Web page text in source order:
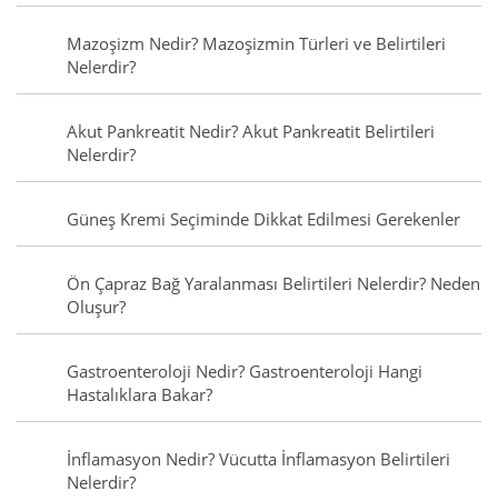
Mazoşizm Nedir? Mazoşizmin Türleri ve Belirtileri
Nelerdir?
Akut Pankreatit Nedir? Akut Pankreatit Belirtileri
Nelerdir?
Güneş Kremi Seçiminde Dikkat Edilmesi Gerekenler
Ön Çapraz Bağ Yaralanması Belirtileri Nelerdir? Neden
Oluşur?
Gastroenteroloji Nedir? Gastroenteroloji Hangi
Hastalıklara Bakar?
İnflamasyon Nedir? Vücutta İnflamasyon Belirtileri
Nelerdir?